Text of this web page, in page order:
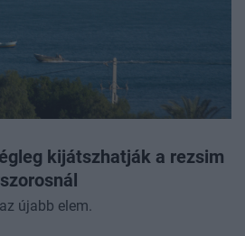
kijátszhatják a rezsim
újabb elem.